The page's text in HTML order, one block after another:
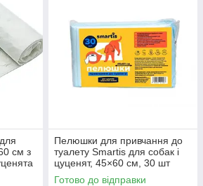
см з
Пелюшки для привчання до
туалету Smartis для собак і
цуценят, 45×60 см, 30 шт
Готово до відправки